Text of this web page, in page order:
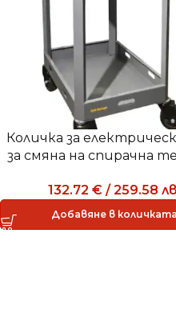
Количка за
за смяна на спирачна
132.72 € /259.58
Добавяне в количката